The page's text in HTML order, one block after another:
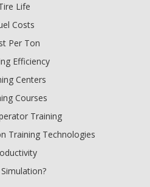
Life
Costs
Per Ton
Efficiency
Centers
Courses
Training
Training Technologies